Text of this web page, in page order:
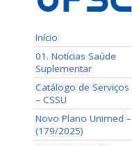
Início
01. Notícias Saúde
Suplementar
Catálogo de Serviços
– CSSU
Novo Plano Unimed –
(179/2025)